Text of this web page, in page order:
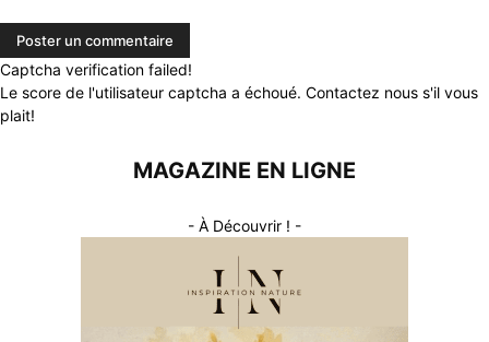
Captcha verification failed!
Le score de l'utilisateur captcha a échoué. Contactez nous s'il vous
plait!
MAGAZINE EN LIGNE
- À Découvrir ! -